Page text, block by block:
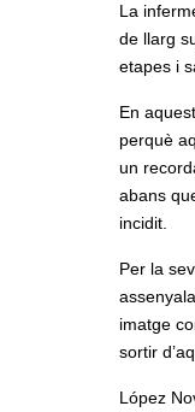
La
de llarg
etapes i
En
perquè
un
abans
incidit.
Per la
imatge
sortir
López